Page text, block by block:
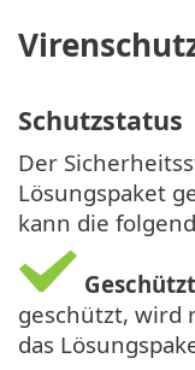
Schutzstatus
Der
Lösungspaket
kann die
Geschützt
geschützt, wird
das